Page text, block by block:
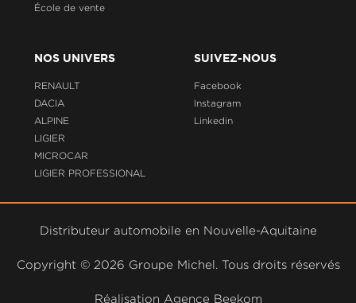
École de vente
NOS UNIVERS
RENAULT
DACIA
ALPINE
LIGIER
MICROCAR
LIGIER PROFESSIONAL
SUIVEZ-NOUS
Facebook
Instagram
Linkedin
Distributeur automobile en Nouvelle-Aquitaine
Copyright © 2026 Groupe Michel. Tous droits réservés
Réalisation Agence Beekom